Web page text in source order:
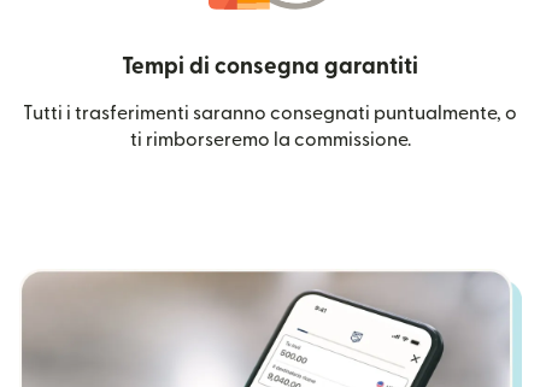
Tempi di consegna garantiti
Tutti i trasferimenti saranno consegnati puntualmente, o
ti rimborseremo la commissione.